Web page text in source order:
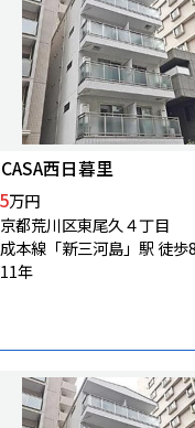
西日暮里
万円
都荒川区東尾久４丁目
本線「新三河島」駅 徒歩
年